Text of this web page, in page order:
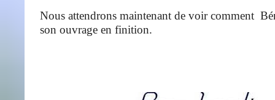
Nous attendrons maintenant de voir comment
son ouvrage en finition.